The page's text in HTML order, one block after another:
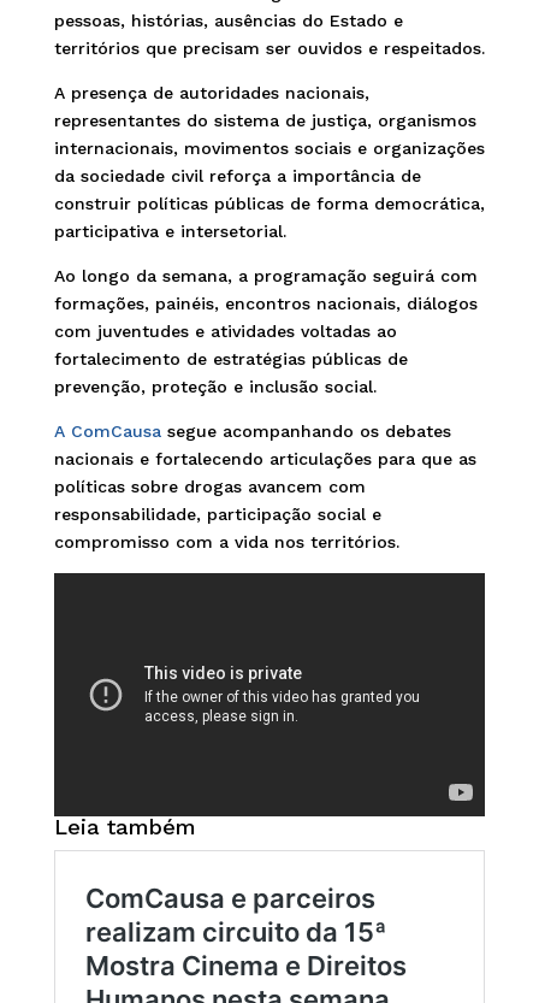
pessoas, histórias, ausências do Estado e
territórios que precisam ser ouvidos e respeitados.
A presença de autoridades nacionais,
representantes do sistema de justiça, organismos
internacionais, movimentos sociais e organizações
da sociedade civil reforça a importância de
construir políticas públicas de forma democrática,
participativa e intersetorial.
Ao longo da semana, a programação seguirá com
formações, painéis, encontros nacionais, diálogos
com juventudes e atividades voltadas ao
fortalecimento de estratégias públicas de
prevenção, proteção e inclusão social.
A ComCausasegue acompanhando os debates
nacionais e fortalecendo articulações para que as
políticas sobre drogas avancem com
responsabilidade, participação social e
compromisso com a vida nos territórios.
Leia também